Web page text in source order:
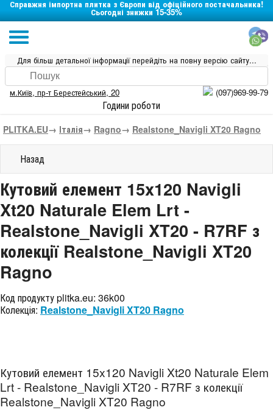
Справжня імпортна плитка з Європи від офіційного постачальника!
Сьогодні знижки 15-35%
Для більш детальної інформації перейдіть на повну версію сайту...
м.Київ, пр-т Берестейський, 20 (097)969-99-79
Години роботи
PLITKA.EU→ Італія→ Ragno→ Realstone_Navigli XT20 Ragno
Назад
Кутовий елемент 15x120 Navigli
Xt20 Naturale Elem Lrt -
Realstone_Navigli XT20 - R7RF з
колекції Realstone_Navigli XT20
Ragno
Код продукту plitka.eu: 36k00
Колекція: Realstone_Navigli XT20 Ragno
Кутовий елемент 15x120 Navigli Xt20 Naturale Elem
Lrt - Realstone_Navigli XT20 - R7RF з колекції
Realstone_Navigli XT20 Ragno